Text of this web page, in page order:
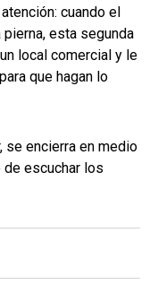
cuando el
esta segunda
local comercial y le
que hagan lo
se encierra en medio
escuchar los